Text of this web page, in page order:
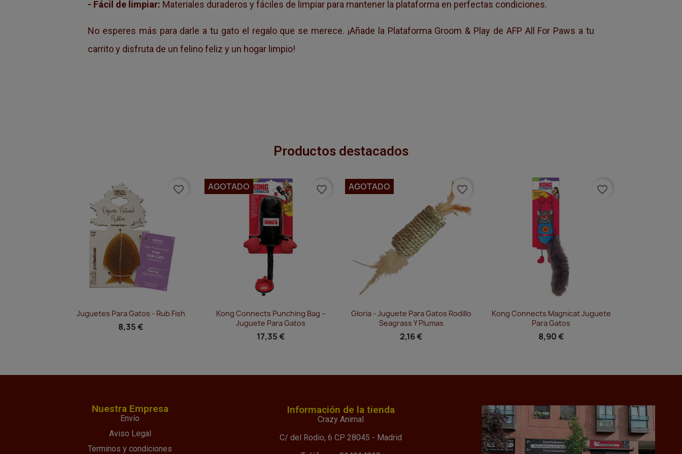
- Fácil de limpiar: Materiales duraderos y fáciles de limpiar para mantener la plataforma en perfectas condiciones.
No esperes más para darle a tu gato el regalo que se merece. ¡Añade la Plataforma Groom & Play de AFP All For Paws a tu
carrito y disfruta de un felino feliz y un hogar limpio!
Productos destacados
Vista rápida
Juguetes Para Gatos - Rub Fish
8,35 €
favorite_border
Vista rápida
Kong Connects Punching Bag –
Juguete Para Gatos
17,35 €
AGOTADO favorite_border
Vista rápida
Gloria - Juguete Para Gatos Rodillo
Seagrass Y Plumas
2,16 €
AGOTADO favorite_border
Vista rápida
Kong Connects Magnicat Juguete
Para Gatos
8,90 €
favorite_border
Nuestra Empresa
Envío
Aviso Legal
Terminos y condiciones
Información de la tienda
Crazy Animal
C/ del Rodio, 6 CP 28045 - Madrid